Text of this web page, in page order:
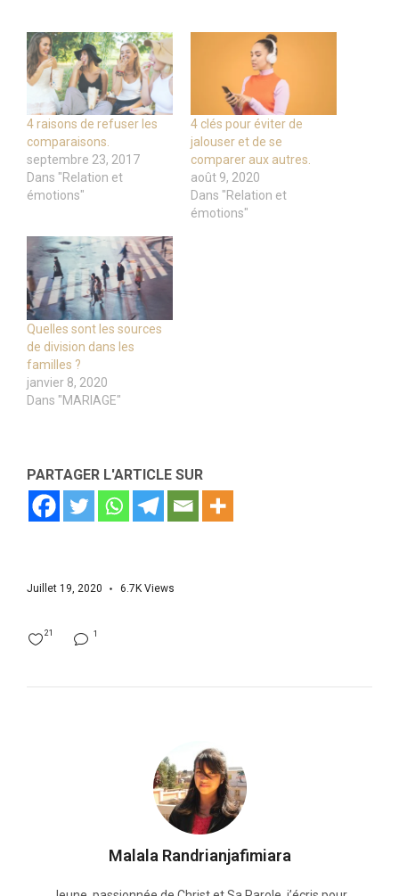
4 raisons de refuser les
comparaisons.
septembre 23, 2017
Dans "Relation et
émotions"
4 clés pour éviter de
jalouser et de se
comparer aux autres.
août 9, 2020
Dans "Relation et
émotions"
Quelles sont les sources
de division dans les
familles ?
janvier 8, 2020
Dans "MARIAGE"
PARTAGER L'ARTICLE SUR
Juillet 19, 2020 6.7K Views
1
21
Malala Randrianjafimiara